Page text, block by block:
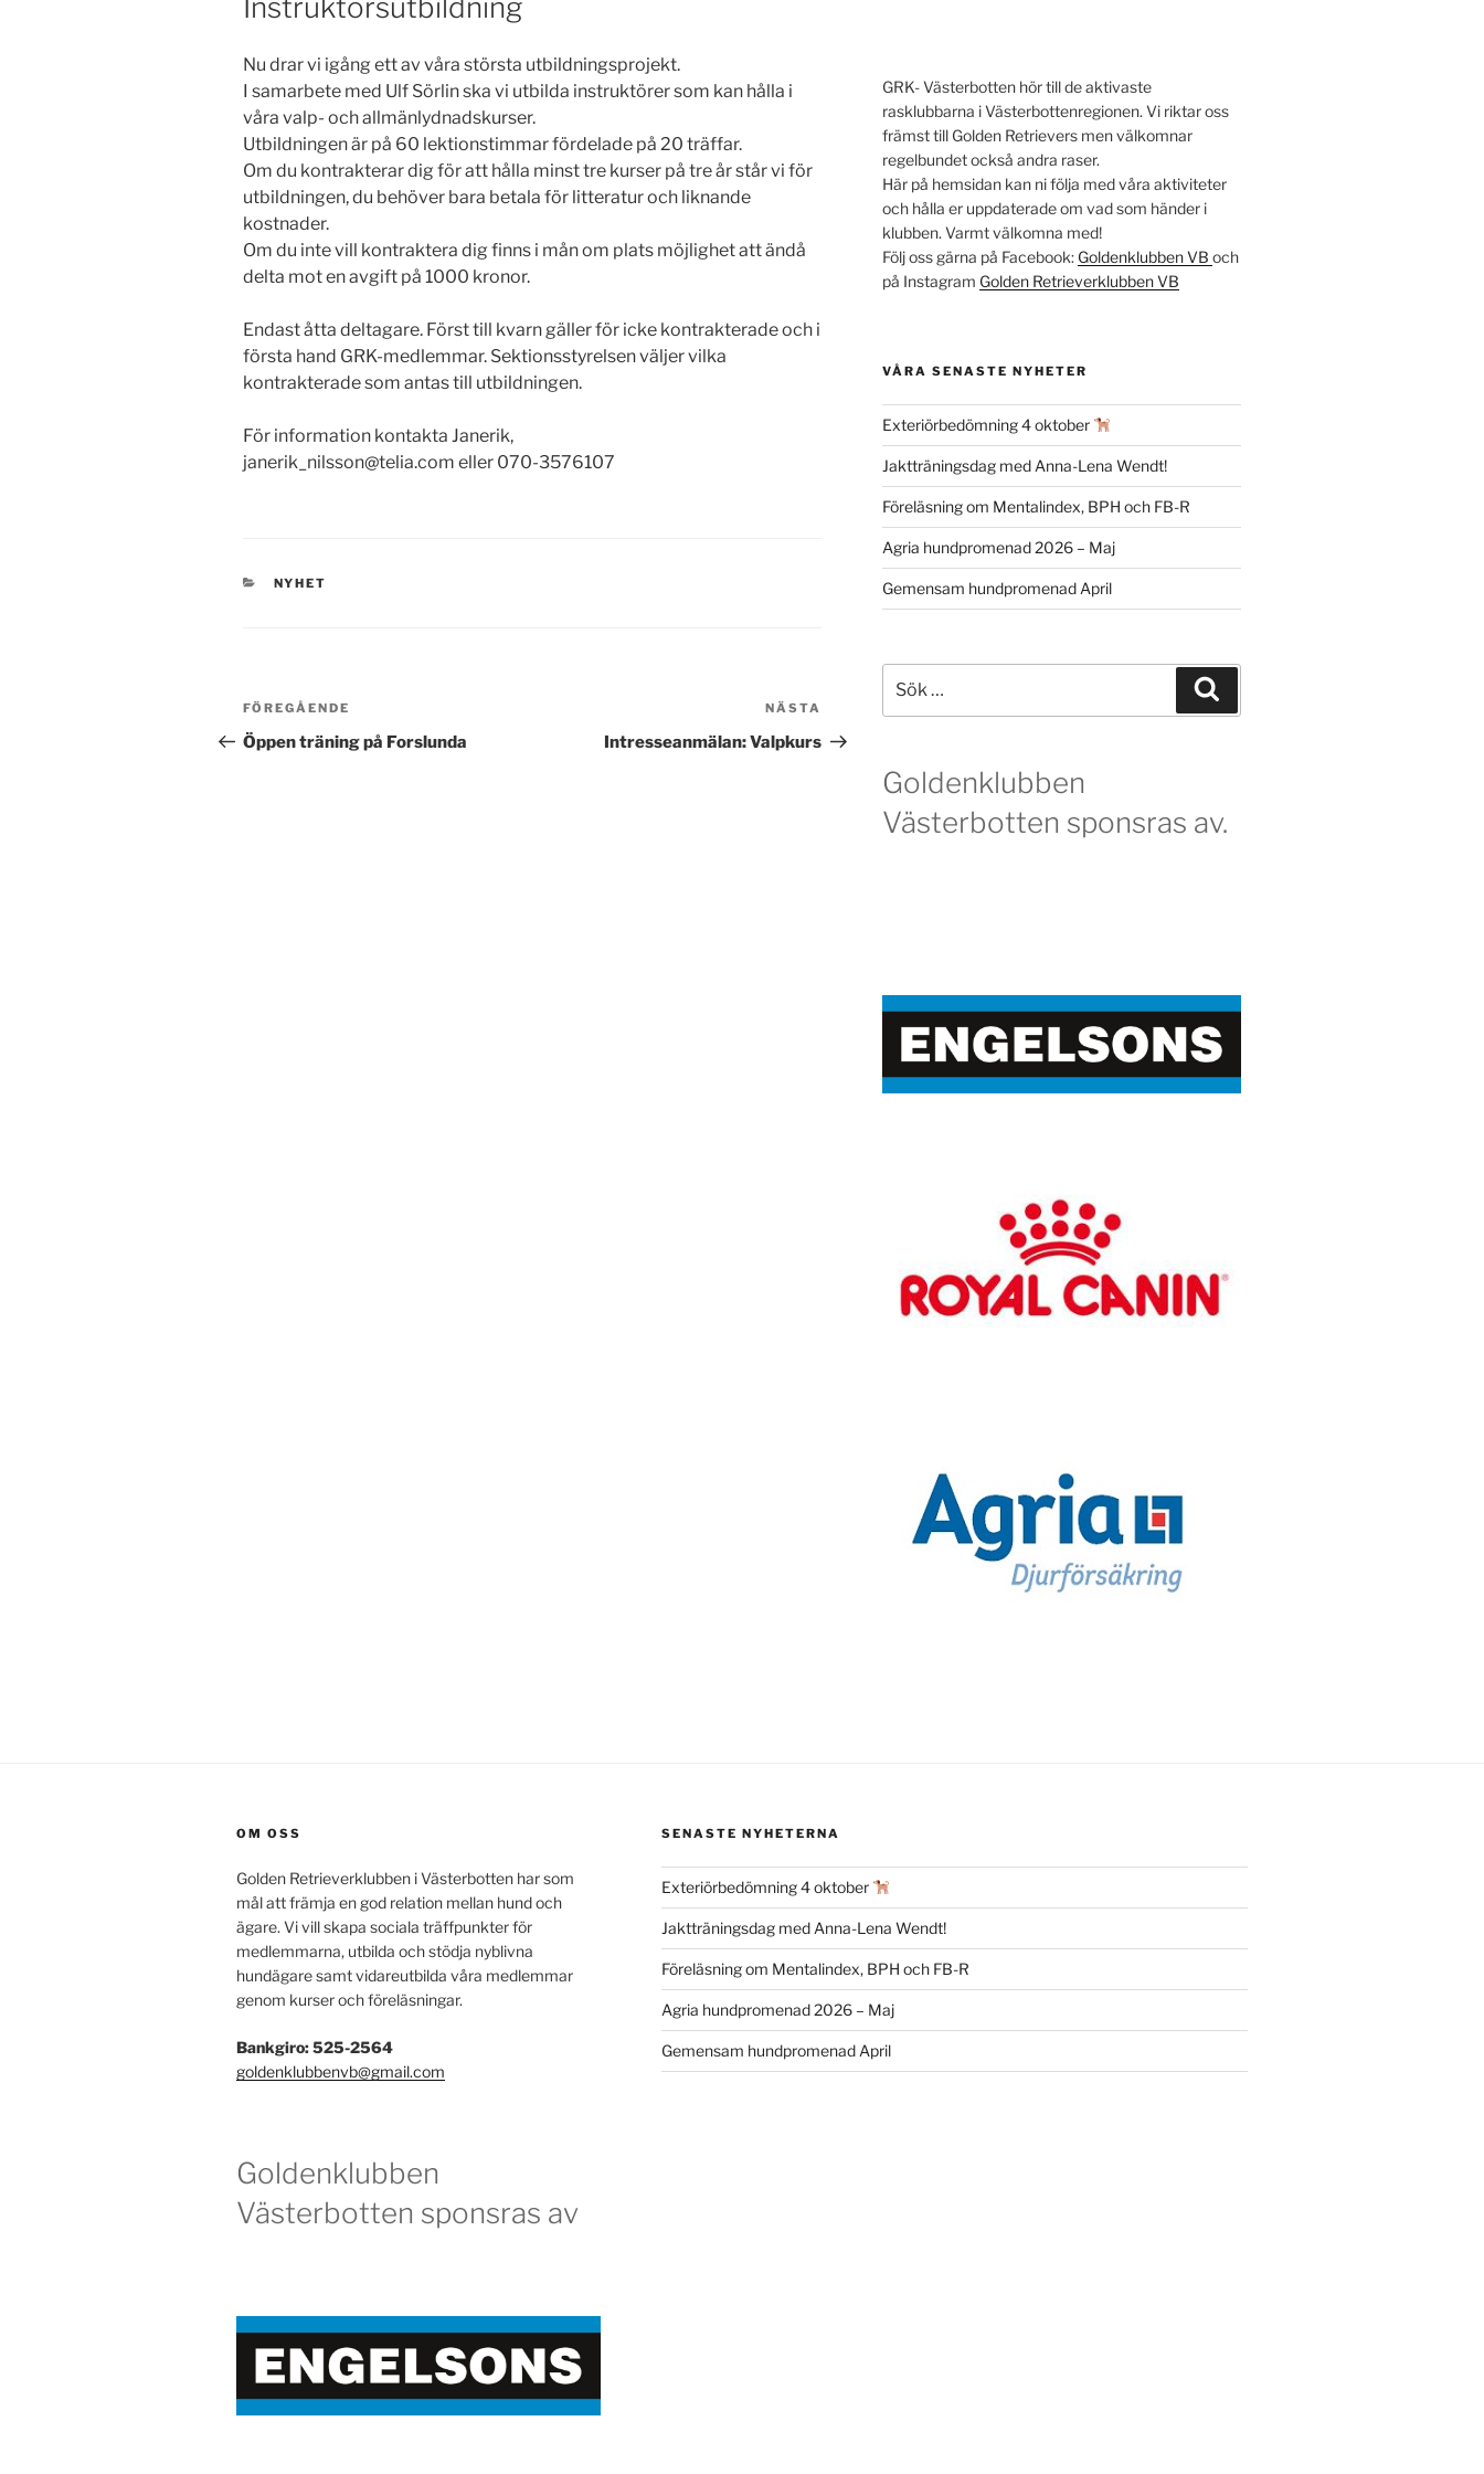
Instruktörsutbildning
Nu drar vi igång ett av våra största utbildningsprojekt.
I samarbete med Ulf Sörlin ska vi utbilda instruktörer som kan hålla i
våra valp- och allmänlydnadskurser.
Utbildningen är på 60 lektionstimmar fördelade på 20 träffar.
Om du kontrakterar dig för att hålla minst tre kurser på tre år står vi för
utbildningen, du behöver bara betala för litteratur och liknande
kostnader.
Om du inte vill kontraktera dig finns i mån om plats möjlighet att ändå
delta mot en avgift på 1000 kronor.
Endast åtta deltagare. Först till kvarn gäller för icke kontrakterade och i
första hand GRK-medlemmar. Sektionsstyrelsen väljer vilka
kontrakterade som antas till utbildningen.
För information kontakta Janerik,
janerik_nilsson@telia.com eller 070-3576107
KATEGORIER
NYHET
Inläggsnavigering
Föregående
inlägg
FÖREGÅENDE
Öppen träning på Forslunda
inlägg
NÄSTA
Intresseanmälan: Valpkurs
GRK- Västerbotten hör till de aktivaste
rasklubbarna i Västerbottenregionen. Vi riktar oss
främst till Golden Retrievers men välkomnar
regelbundet också andra raser.
Här på hemsidan kan ni följa med våra aktiviteter
och hålla er uppdaterade om vad som händer i
klubben. Varmt välkomna med!
Följ oss gärna på Facebook: Goldenklubben VB och
på Instagram Golden Retrieverklubben VB
VÅRA SENASTE NYHETER
Exteriörbedömning 4 oktober
Jaktträningsdag med Anna-Lena Wendt!
Föreläsning om Mentalindex, BPH och FB-R
Agria hundpromenad 2026 – Maj
Gemensam hundpromenad April
efter:
Goldenklubben
Västerbotten sponsras av.
OM OSS
Golden Retrieverklubben i Västerbotten har som
mål att främja en god relation mellan hund och
ägare. Vi vill skapa sociala träffpunkter för
medlemmarna, utbilda och stödja nyblivna
hundägare samt vidareutbilda våra medlemmar
genom kurser och föreläsningar.
Bankgiro: 525-2564
goldenklubbenvb@gmail.com
Goldenklubben
Västerbotten sponsras av
SENASTE NYHETERNA
Exteriörbedömning 4 oktober
Jaktträningsdag med Anna-Lena Wendt!
Föreläsning om Mentalindex, BPH och FB-R
Agria hundpromenad 2026 – Maj
Gemensam hundpromenad April